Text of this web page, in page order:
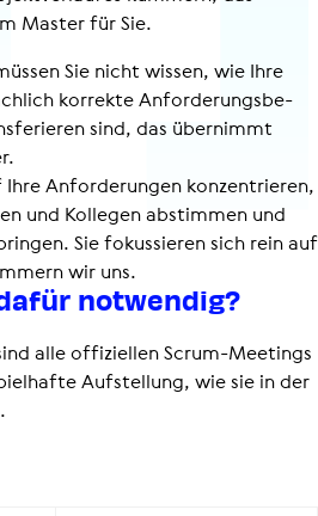
Master für Sie.
Sie nicht wissen, wie Ihre
korrekte Anfor­de­rungs­be­
sind, das übernimmt
Ihre Anforderungen konzentrieren,
und Kollegen abstimmen und
Sie fokussieren sich rein auf
wir uns.
notwendig?
alle offiziellen Scrum-Meetings
Aufstellung, wie sie in der